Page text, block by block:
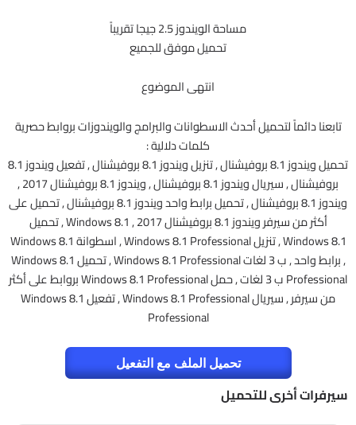
مساحة الويندوز 2.5 جيجا تقريباً
تحميل موفق للجميع
انتهى الموضوع
تابعنا دائماً لتحميل أحدث الاسطوانات والبرامج والويندوزات بروابط حصرية
كلمات دلالية :
تحميل ويندوز 8.1 بروفيشنال , تنزيل ويندوز 8.1 بروفيشنال , تفعيل ويندوز 8.1
بروفيشنال , سيريال ويندوز 8.1 بروفيشنال , ويندوز 8.1 بروفيشنال 2017 ,
ويندوز 8.1 بروفيشنال , تحميل برابط واحد ويندوز 8.1 بروفيشنال , تحميل على
أكثر من سيرفر ويندوز 8.1 بروفيشنال 2017 , Windows 8.1 , تحميل
Windows 8.1 , تنزيل Windows 8.1 Professional , اسطوانة Windows 8.1
, برابط واحد , ب 3 لغات Windows 8.1 Professional , تحميل Windows 8.1
Professional ب 3 لغات , حمل Windows 8.1 Professional بروابط على أكثر
من سيرفر , سيريال Windows 8.1 Professional , تفعيل Windows 8.1
Professional
تحميل الملف مع التفعيل
سيرفرات أخرى للتحميل